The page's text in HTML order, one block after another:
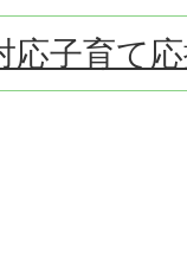
応子育て